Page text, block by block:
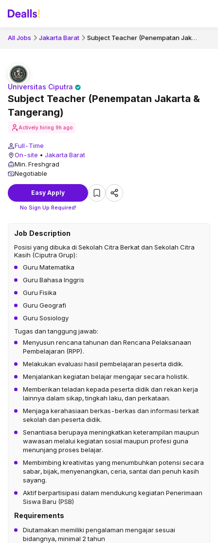
All Jobs Jakarta Barat Subject Teacher (Penempatan Jakarta & Tangerang)
Subject Teacher (Penempatan Jakarta &
Tangerang)
Universitas Ciputra
Actively hiring 9h ago
Full-Time
On-site • Jakarta Barat
Min. Freshgrad
Negotiable
Easy Apply
No Sign Up Required!
Job Description
Posisi yang dibuka di Sekolah Citra Berkat dan Sekolah Citra
Kasih (Ciputra Grup):
Guru Matematika
Guru Bahasa Inggris
Guru Fisika
Guru Geografi
Guru Sosiology
Tugas dan tanggung jawab:
Menyusun rencana tahunan dan Rencana Pelaksanaan
Pembelajaran (RPP).
Melakukan evaluasi hasil pembelajaran peserta didik.
Menjalankan kegiatan belajar mengajar secara holistik.
Memberikan teladan kepada peserta didik dan rekan kerja
lainnya dalam sikap, tingkah laku, dan perkataan.
Menjaga kerahasiaan berkas-berkas dan informasi terkait
sekolah dan peserta didik.
Senantiasa berupaya meningkatkan keterampilan maupun
wawasan melalui kegiatan sosial maupun profesi guna
menunjang proses belajar.
Membimbing kreativitas yang menumbuhkan potensi secara
sabar, bijak, menyenangkan, ceria, santai dan penuh kasih
sayang.
Aktif berpartisipasi dalam mendukung kegiatan Penerimaan
Siswa Baru (PSB)
Requirements
Diutamakan memiliki pengalaman mengajar sesuai
bidangnya, minimal 2 tahun